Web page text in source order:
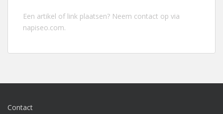
Een artikel of link plaatsen? Neem contact op via
napiseo.com.
Contact